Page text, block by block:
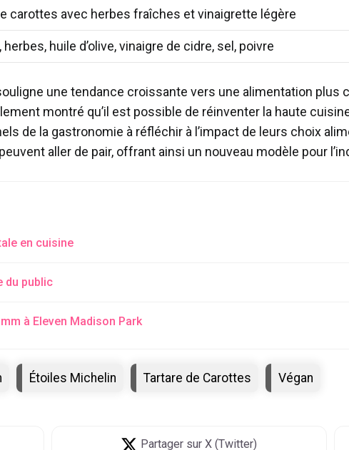
carottes avec herbes fraîches et vinaigrette légère
huile d’olive, vinaigre de cidre, sel, poivre
une tendance croissante vers une alimentation
montré qu’il est possible de réinventer la haute
de la gastronomie à réfléchir à l’impact de leurs choix
aller de pair, offrant ainsi un nouveau modèle pour
en cuisine
du public
à Eleven Madison Park
Étoiles Michelin Tartare de Carottes Végan
Partager sur X (Twitter)